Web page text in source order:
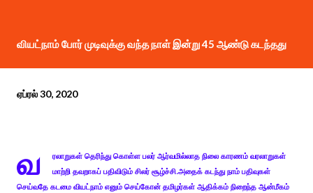
வியட்நாம் போர் முடிவுக்கு வந்த நாள் இன்று 45 ஆண்டு கடந்தது
ஏப்ரல் 30, 2020
வ
ரலாறுகள் தெரிந்து கொள்ள பலர் ஆர்வமில்லாத நிலை காரணம் வரலாறுகள்
மாற்றி தவறாகப் பதிவிடும் சிலர் சூழ்ச்சி.அதைக் கடந்து நாம் பதிவுகள்
செய்வதே கடமை வியட்நாம் எனும் செய்கோன் தமிழர்கள் ஆதிக்கம் நிறைந்த ஆன்மீகம்